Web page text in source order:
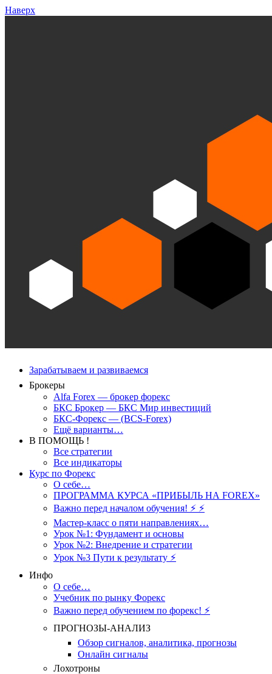
Наверх
Зарабатываем и развиваемся
Брокеры
Alfa Forex — брокер форекс
БКС Брокер — БКС Мир инвестиций
БКС-Форекс — (BCS-Forex)
Ещё варианты…
В ПОМОЩЬ !
Все стратегии
Все индикаторы
Курс по Форекс
О себе…
ПРОГРАММА КУРСА «ПРИБЫЛЬ НА FOREX»
Важно перед началом обучения! ⚡ ⚡
Мастер-класс о пяти направлениях…
Урок №1: Фундамент и основы
Урок №2: Внедрение и стратегии
Урок №3 Пути к результату ⚡️
Инфо
О себе…
Учебник по рынку Форекс
Важно перед обучением по форекс! ⚡
ПРОГНОЗЫ-АНАЛИЗ
Обзор сигналов, аналитика, прогнозы
Онлайн сигналы
Лохотроны